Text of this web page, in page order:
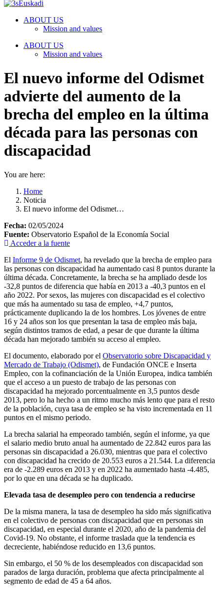
ABOUT US
Mission and values
ABOUT US
Mission and values
El nuevo informe del Odismet
advierte del aumento de la
brecha del empleo en la última
década para las personas con
discapacidad
You are here:
Home
Noticia
El nuevo informe del Odismet…
Fecha: 02/05/2024
Fuente: Observatorio Español de la Economía Social
Acceder a la fuente
El Informe 9 de Odismet, ha revelado que la brecha de empleo para
las personas con discapacidad ha aumentado casi 8 puntos durante la
última década. Concretamente, la brecha se ha ampliado desde los
-32,8 puntos de diferencia que había en 2013 a -40,3 puntos en el
año 2022. Por sexos, las mujeres con discapacidad es el colectivo
que más ha aumentado su tasa de empleo, +4,7 puntos,
prácticamente duplicando la de los hombres. Los jóvenes de entre
16 y 24 años son los que presentan la tasa de empleo más baja,
según distintos tramos de edad, a pesar de que durante la última
década han mejorado también su acceso al empleo.
El documento, elaborado por el Observatorio sobre Discapacidad y
Mercado de Trabajo (Odismet), de Fundación ONCE e Inserta
Empleo, con la cofinanciación de la Unión Europea, indica también
que el acceso a un puesto de trabajo de las personas con
discapacidad ha mejorado porcentualmente en 3,5 puntos desde
2013, pero lo ha hecho a un ritmo mucho más lento que para el resto
de la población, cuya tasa de empleo se ha visto incrementada en 11
puntos en el mismo periodo.
La brecha salarial ha empeorado también, según el informe, ya que
el salario medio bruto anual ha aumentado de 22.842 euros para las
personas sin discapacidad a 26.030, mientras que para el colectivo
con discapacidad ha crecido de 20.553 euros a 21.544. La diferencia
era de -2.289 euros en 2013 y en 2022 ha aumentado hasta -4.485,
por lo que en una década se ha duplicado.
Elevada tasa de desempleo pero con tendencia a reducirse
De la misma manera, la tasa de desempleo ha sido más significativa
en el colectivo de personas con discapacidad que en personas sin
discapacidad, en especial durante el 2020, año de la pandemia del
Covid-19. No obstante, el informe traslada que la tendencia es
decreciente, habiéndose reducido en 13,6 puntos.
Sin embargo, el 50 % de los desempleados con discapacidad son
parados de larga duración, problema que afecta principalmente al
segmento de edad de 45 a 64 años.